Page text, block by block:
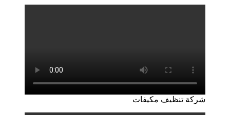
شركة تنظيف مكيفات